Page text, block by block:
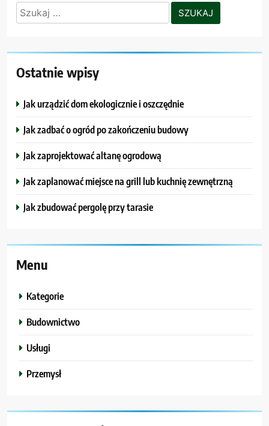
Szukaj:
Ostatnie wpisy
Jak urządzić dom ekologicznie i oszczędnie
Jak zadbać o ogród po zakończeniu budowy
Jak zaprojektować altanę ogrodową
Jak zaplanować miejsce na grill lub kuchnię zewnętrzną
Jak zbudować pergolę przy tarasie
Menu
Kategorie
Budownictwo
Usługi
Przemysł